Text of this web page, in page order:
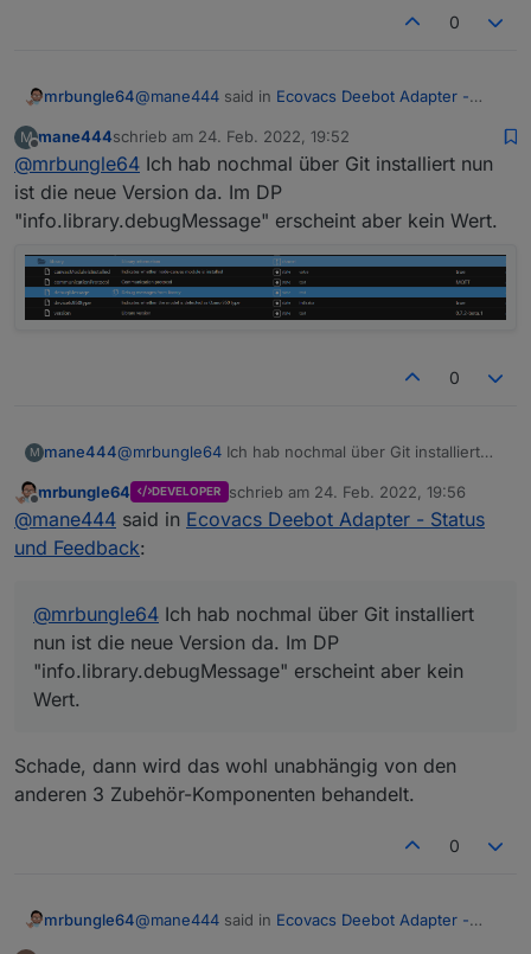
0
mrbungle64@mane444 said in Ecovacs Deebot Adapter -
@mrbungle64sagte inEcovacs Deebot
Adapter - Status und Feedback
Hab's probiert, es bleibt allerdings bei der
Version 0.7.2-beta.0
Hast Du die Instanz schon mal manuell neu
gestartet?
M
Offline
mane444schrieb am 24. Feb. 2022, 19:52
zuletzt editiert von
@mrbungle64 Ich hab nochmal über Git installiert nun
ist die neue Version da. Im DP
"info.library.debugMessage" erscheint aber kein Wert.
0
M mane444@mrbungle64 Ich hab nochmal über Git installiert
"info.library.debugMessage" erscheint aber kein
Wert.
Offline
mrbungle64 DEVELOPER schrieb am 24. Feb. 2022, 19:56
zuletzt editiert von
@mane444 said in Ecovacs Deebot Adapter - Status
und Feedback:
@mrbungle64 Ich hab nochmal über Git installiert
nun ist die neue Version da. Im DP
"info.library.debugMessage" erscheint aber kein
Wert.
Schade, dann wird das wohl unabhängig von den
anderen 3 Zubehör-Komponenten behandelt.
0
mrbungle64@mane444 said in Ecovacs Deebot Adapter -